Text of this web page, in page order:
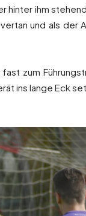
ihm
und als der
zum
ins lange Eck